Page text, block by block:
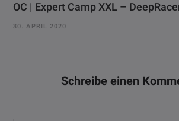
OC | Expert Camp XXL –
30. APRIL 2020
Schreibe einen